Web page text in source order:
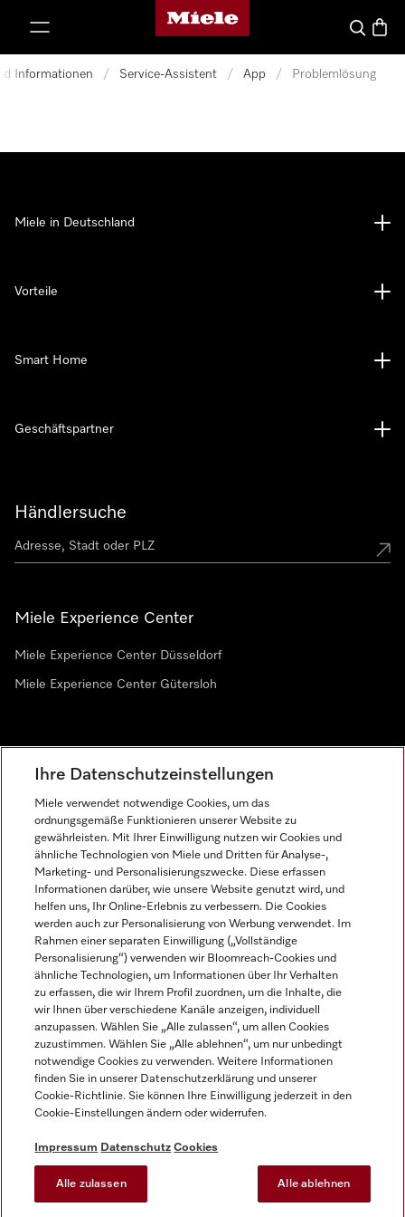
Miele-Homepage
Suche
Informationen / Service-Assistent / App / Problemlösung
Händlersuche
Miele Experience Center
Miele Experience Center Düsseldorf
Miele Experience Center Gütersloh
Miele in Deutschland
Vorteile
Smart Home
Geschäftspartner
AGB
Datenschutz
Nutzungsbedingungen
Barrierefreiheitserklärung
EU-Gesetzen über digitale Dienste
Cookie-Einstellungen
Miele auf Instagram
Miele auf Facebook
Miele auf Youtube
Ihre Datenschutzeinstellungen
Miele verwendet notwendige Cookies, um das
ordnungsgemäße Funktionieren unserer Website zu
gewährleisten. Mit Ihrer Einwilligung nutzen wir Cookies und
ähnliche Technologien von Miele und Dritten für Analyse-,
Marketing- und Personalisierungszwecke. Diese erfassen
Informationen darüber, wie unsere Website genutzt wird, und
helfen uns, Ihr Online-Erlebnis zu verbessern. Die Cookies
werden auch zur Personalisierung von Werbung verwendet. Im
Rahmen einer separaten Einwilligung („Vollständige
Personalisierung“) verwenden wir Bloomreach-Cookies und
ähnliche Technologien, um Informationen über Ihr Verhalten
zu erfassen, die wir Ihrem Profil zuordnen, um die Inhalte, die
wir Ihnen über verschiedene Kanäle anzeigen, individuell
anzupassen. Wählen Sie „Alle zulassen“, um allen Cookies
zuzustimmen. Wählen Sie „Alle ablehnen“, um nur unbedingt
notwendige Cookies zu verwenden. Weitere Informationen
finden Sie in unserer Datenschutzerklärung und unserer
Cookie-Richtlinie. Sie können Ihre Einwilligung jederzeit in den
Cookie-Einstellungen ändern oder widerrufen.
Impressum Datenschutz Cookies
Alle zulassen Alle ablehnen